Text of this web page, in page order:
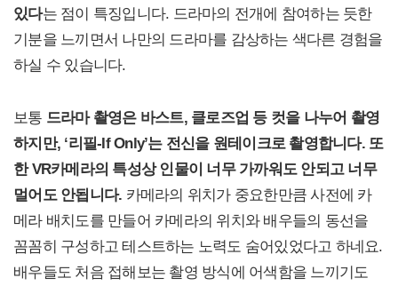
있다는 점이 특징입니다. 드라마의 전개에 참여하는 듯한
기분을 느끼면서 나만의 드라마를 감상하는 색다른 경험을
하실 수 있습니다.
보통 드라마 촬영은 바스트, 클로즈업 등 컷을 나누어 촬영
하지만, ‘리필-If Only’는 전신을 원테이크로 촬영합니다. 또
한 VR카메라의 특성상 인물이 너무 가까워도 안되고 너무
멀어도 안됩니다. 카메라의 위치가 중요한만큼 사전에 카
메라 배치도를 만들어 카메라의 위치와 배우들의 동선을
꼼꼼히 구성하고 테스트하는 노력도 숨어있었다고 하네요.
배우들도 처음 접해보는 촬영 방식에 어색함을 느끼기도